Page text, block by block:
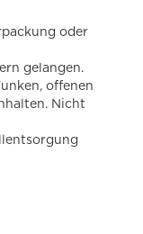
oder
gelangen.
offenen
Nicht